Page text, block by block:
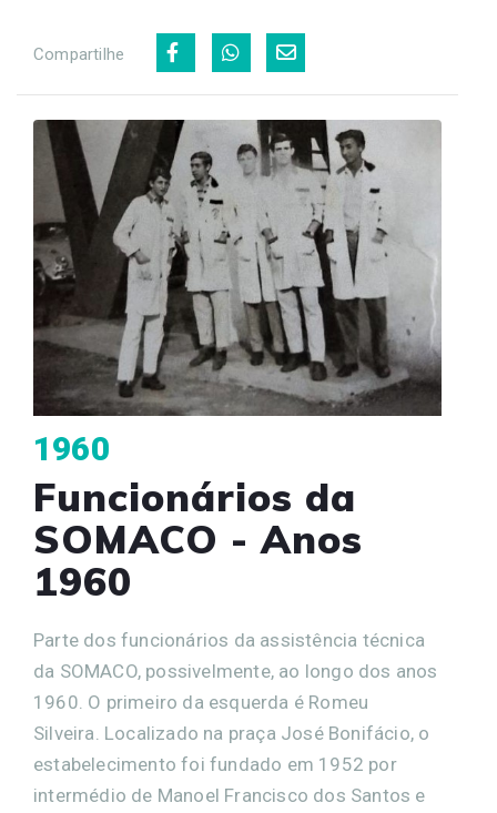
Compartilhe
1960
Funcionários da
SOMACO - Anos
1960
Parte dos funcionários da assistência técnica
da SOMACO, possivelmente, ao longo dos anos
1960. O primeiro da esquerda é Romeu
Silveira. Localizado na praça José Bonifácio, o
estabelecimento foi fundado em 1952 por
intermédio de Manoel Francisco dos Santos e